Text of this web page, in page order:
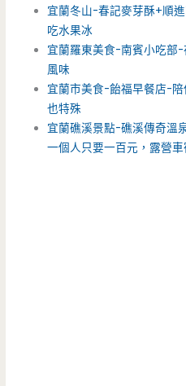
宜蘭冬山-春記麥芽酥+順
吃水果冰
宜蘭羅東美食-南賓小吃部
風味
宜蘭市美食-飴福早餐店-
也特殊
宜蘭礁溪景點-礁溪傳奇溫
一個人只要一百元，露營